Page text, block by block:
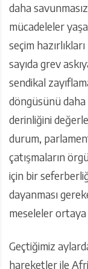
daha
mücadeleler
seçim
sayıda grev
sendikal
döngüsünü daha
derinliğini
durum,
çatışmaların
için bir
dayanması
meseleler
Geçtiğimiz
hareketler ile